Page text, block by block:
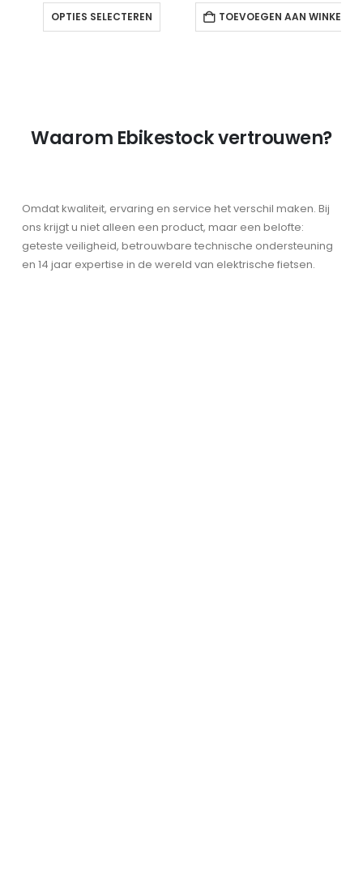
€1.999,00. €1.299,00.
OPTIES SELECTEREN TOEVOEGEN AAN
Waarom Ebikestock vertrouwen?
Omdat kwaliteit, ervaring en service het verschil maken. Bij
ons krijgt u niet alleen een product, maar een belofte:
geteste veiligheid, betrouwbare technische ondersteuning
en 14 jaar expertise in de wereld van elektrische fietsen.